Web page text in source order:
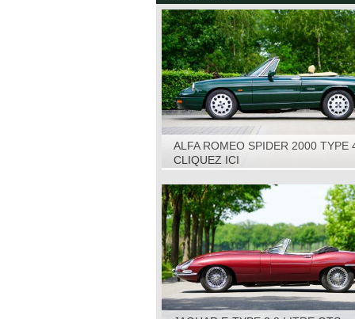
ALFA ROMEO SPIDER 2000 TYPE
1993
CLIQUEZ ICI